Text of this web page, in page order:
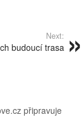
Next:
budoucí trasa
připravuje